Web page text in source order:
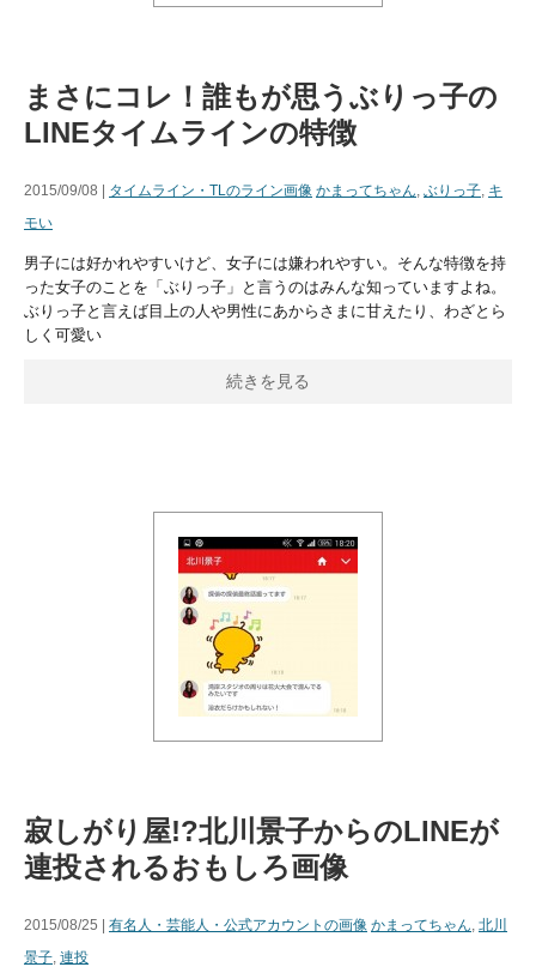
まさにコレ！誰もが思うぶりっ子の
LINEタイムラインの特徴
2015/09/08 | タイムライン・TLのライン画像 かまってちゃん, ぶりっ子, キ
モい
男子には好かれやすいけど、女子には嫌われやすい。そんな特徴を持
った女子のことを「ぶりっ子」と言うのはみんな知っていますよね。
ぶりっ子と言えば目上の人や男性にあからさまに甘えたり、わざとら
しく可愛い
続きを見る
寂しがり屋!?北川景子からのLINEが
連投されるおもしろ画像
2015/08/25 | 有名人・芸能人・公式アカウントの画像 かまってちゃん, 北川
景子, 連投